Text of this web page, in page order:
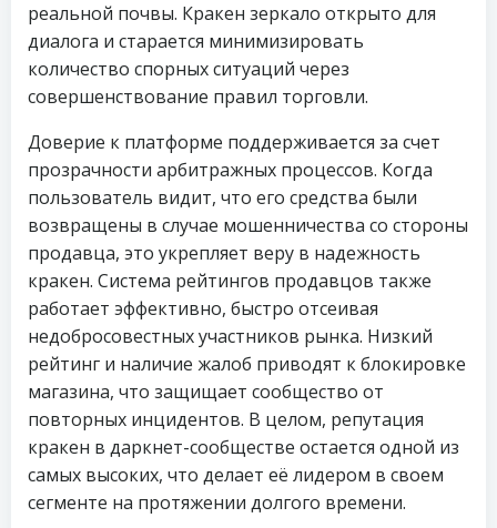
реальной почвы. Кракен зеркало открыто для
диалога и старается минимизировать
количество спорных ситуаций через
совершенствование правил торговли.
Доверие к платформе поддерживается за счет
прозрачности арбитражных процессов. Когда
пользователь видит, что его средства были
возвращены в случае мошенничества со стороны
продавца, это укрепляет веру в надежность
кракен. Система рейтингов продавцов также
работает эффективно, быстро отсеивая
недобросовестных участников рынка. Низкий
рейтинг и наличие жалоб приводят к блокировке
магазина, что защищает сообщество от
повторных инцидентов. В целом, репутация
кракен в даркнет-сообществе остается одной из
самых высоких, что делает её лидером в своем
сегменте на протяжении долгого времени.